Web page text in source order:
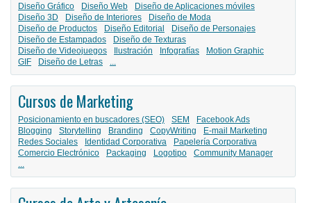
Diseño Gráfico Diseño Web
Diseño de Aplicaciones móviles
Diseño 3D
Diseño de Interiores
Diseño de Moda
Diseño de Productos
Diseño Editorial
Diseño de Personajes
Diseño de Estampados
Diseño de Texturas
Diseño de Videojuegos
Ilustración Infografías
Motion Graphic
GIF
Diseño de Letras ...
Cursos de Marketing
Posicionamiento en buscadores (SEO) SEM
Facebook Ads
Blogging
Storytelling Branding CopyWriting
E-mail Marketing
Redes Sociales
Identidad Corporativa
Papelería Corporativa
Comercio Electrónico
Packaging Logotipo
Community Manager
...